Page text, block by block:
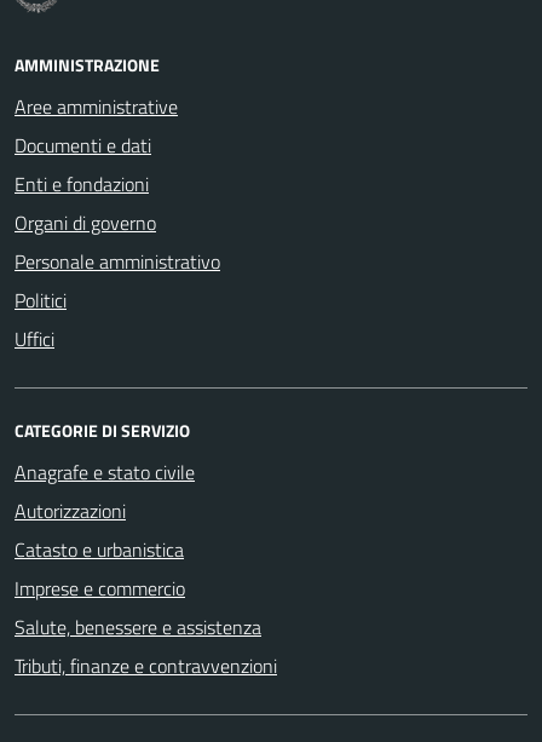
AMMINISTRAZIONE
Aree amministrative
Documenti e dati
Enti e fondazioni
Organi di governo
Personale amministrativo
Politici
Uffici
CATEGORIE DI SERVIZIO
Anagrafe e stato civile
Autorizzazioni
Catasto e urbanistica
Imprese e commercio
Salute, benessere e assistenza
Tributi, finanze e contravvenzioni